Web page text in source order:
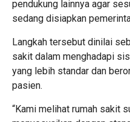
pendukung lainnya agar
sedang disiapkan
Langkah tersebut dinilai
sakit dalam menghadapi
yang lebih standar dan
pasien.
“Kami melihat rumah sakit